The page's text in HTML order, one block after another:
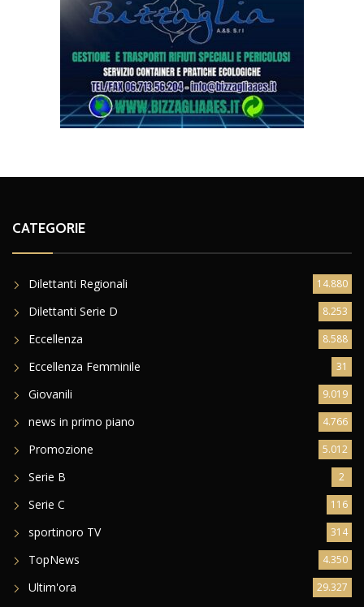
CATEGORIE
Dilettanti Regionali 14.880
Dilettanti Serie D 8.253
Eccellenza 8.588
Eccellenza Femminile 31
Giovanili 9.019
news in primo piano 4.766
Promozione 5.012
Serie B 2
Serie C 116
sportinoro TV 314
TopNews 4.350
Ultim'ora 29.327